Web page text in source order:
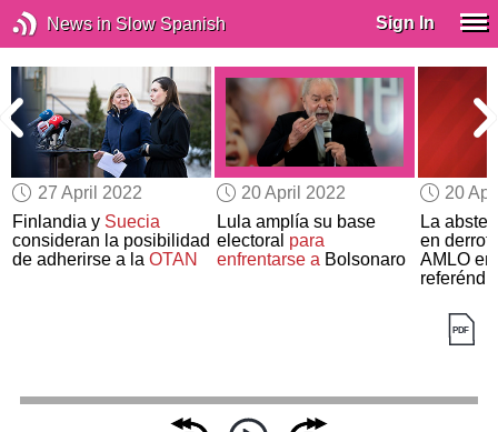
News in Slow Spanish Sign In
27 April 2022
Finlandia y Suecia
consideran la posibilidad
de adherirse a laOTAN
20 April 2022
Lula amplía su base
electoral para
enfrentarse aBolsonaro
20
La
en
AMLO